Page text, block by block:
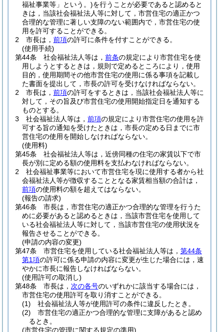
福祉事業等」という。)を行うことが必要であると認めると
きは，当該社会福祉法人等に対して，市営住宅の適正かつ
合理的な管理に著しい支障のない範囲内で，市営住宅の使
用を許可することができる。
2
市長は， 前項の許可に条件を付すことができる。
(使用手続)
第44条
社会福祉法人等は， 前条の規定により市営住宅を使
用しようとするときは，規則で定めるところにより，使用
目的，使用期間その他市営住宅の使用に係る事項を記載し
た書面を提出して，市長の許可を受けなければならない。
2
市長は， 前項の許可をするときは，当該社会福祉法人等に
対して，その旨及び市営住宅の使用開始指定日を通知する
ものとする。
3
社会福祉法人等は， 前項の規定により市営住宅の使用を許
可する旨の通知を受けたときは，市長の定める日までに市
営住宅の使用を開始しなければならない。
(使用料)
第45条
社会福祉法人等は，近傍同種の住宅の家賃以下で市
長が別に定める額の使用料を支払わなければならない。
2
社会福祉事業等において市営住宅を現に使用する者から社
会福祉法人等が徴収することとなる家賃相当額の合計は，
前項の使用料の額を超えてはならない。
(報告の請求)
第46条
市長は，市営住宅の適正かつ合理的な管理を行うた
めに必要があると認めるときは，当該市営住宅を使用して
いる社会福祉法人等に対して，当該市営住宅の使用状況を
報告させることができる。
(申請の内容の変更)
第47条
市営住宅を使用している社会福祉法人等は， 第44条
第1項の許可に係る申請の内容に変更が生じた場合には，速
やかに市長に報告しなければならない。
(使用許可の取消し)
第48条
市長は， 次の各号のいずれかに該当する場合には，
市営住宅の使用許可を取り消すことができる。
(1)
社会福祉法人等が使用許可の条件に違反したとき。
(2)
市営住宅の適正かつ合理的な管理に支障があると認め
るとき。
(市営住宅の管理に関する規定の準用)